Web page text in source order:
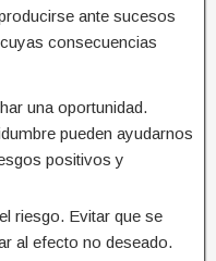
ante sucesos
consecuencias
una oportunidad.
pueden ayudarnos
positivos y
riesgo. Evitar que se
al efecto no deseado.